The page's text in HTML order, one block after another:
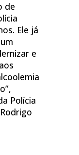
de
Ele já
e
Polícia